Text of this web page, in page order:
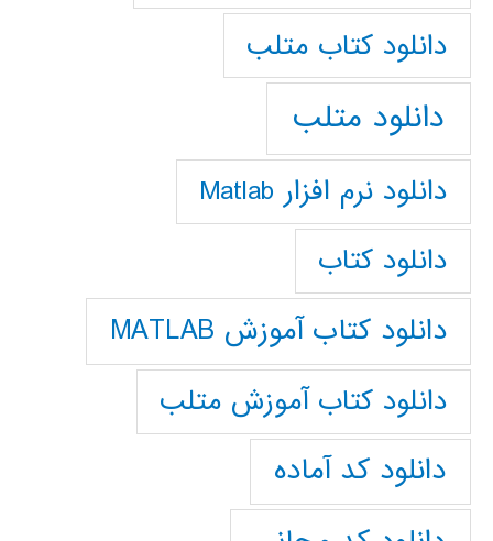
دانلود كتاب متلب
دانلود متلب
دانلود نرم افزار Matlab
دانلود کتاب
دانلود کتاب آموزش MATLAB
دانلود کتاب آموزش متلب
دانلود کد آماده